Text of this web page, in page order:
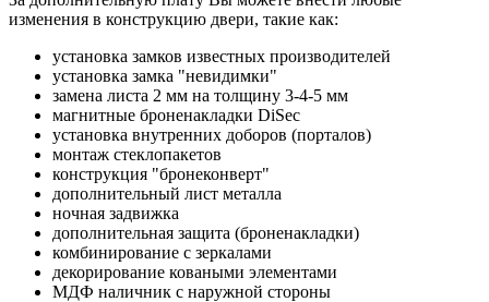
изменения в конструкцию двери, такие как:
установка замков известных производителей
установка замка "невидимки"
замена листа 2 мм на толщину 3-4-5 мм
магнитные броненакладки DiSec
установка внутренних доборов (порталов)
монтаж стеклопакетов
конструкция "бронеконверт"
дополнительный лист металла
ночная задвижка
дополнительная защита (броненакладки)
комбинирование с зеркалами
декорирование коваными элементами
МДФ наличник с наружной стороны